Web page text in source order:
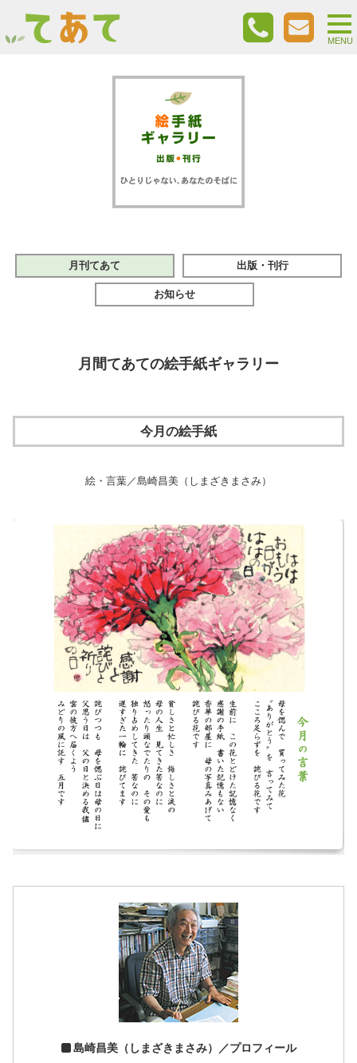
月刊てあて 出版・刊行
お知らせ
月間てあての絵手紙ギャラリー
今月の絵手紙
絵・言葉／島崎昌美（しまざきまさみ）
島崎昌美（しまざきまさみ）／プロフィール
MENU